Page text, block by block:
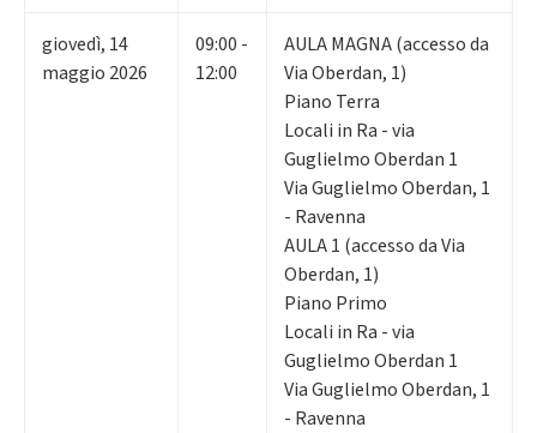
giovedì, 14
maggio 2026
09:00 -
12:00
AULA MAGNA (accesso da
Via Oberdan, 1)
Piano Terra
Locali in Ra - via
Guglielmo Oberdan 1
Via Guglielmo Oberdan, 1
- Ravenna
AULA 1 (accesso da Via
Oberdan, 1)
Piano Primo
Locali in Ra - via
Guglielmo Oberdan 1
Via Guglielmo Oberdan, 1
- Ravenna